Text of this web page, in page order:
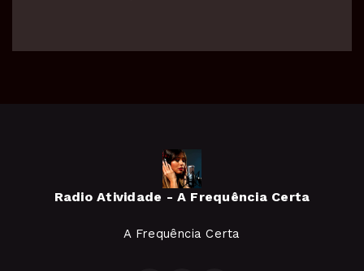
Radio Atividade - A Frequência Certa
A Frequência Certa